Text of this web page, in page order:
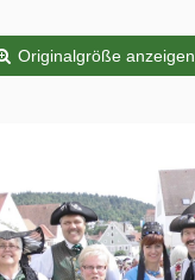
Originalgröße anzeigen